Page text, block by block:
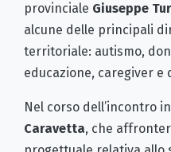
provinciale Giuseppe
alcune delle principali
territoriale: autismo,
educazione, caregiver e
Nel corso dell’incontro
Caravetta, che